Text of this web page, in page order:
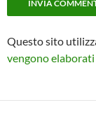
Questo sito
vengono